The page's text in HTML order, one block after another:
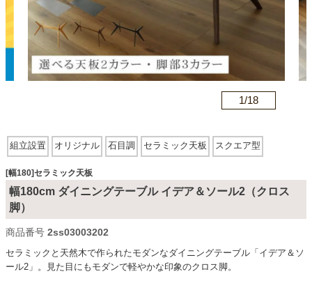
カテゴリから探す
ソファ
ダイニングテーブル・セット
食器棚・キッチン収納
1/18
組立設置 オリジナル 石目調 セラミック天板 スクエア型
[幅180]セラミック天板
幅180cm ダイニングテーブル イデア＆ソール2（クロス
脚）
商品番号 2ss03003202
セラミックと天然木で作られたモダンなダイニングテーブル「イデア＆ソ
ール2」。見た目にもモダンで軽やかな印象のクロス脚。